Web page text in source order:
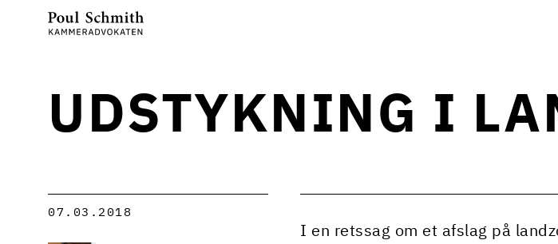
UDSTYKNING I
07.03.2018
I en retssag om et afslag på